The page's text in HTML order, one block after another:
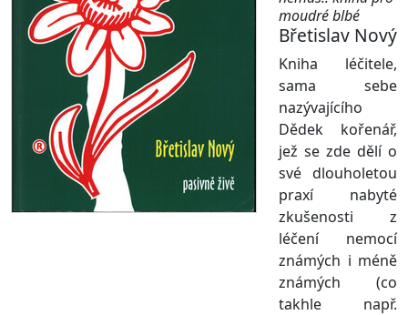
moudré blbé
Břetislav Nový
Kniha léčitele,
sama sebe
nazývajícího
Dědek kořenář,
jež se zde dělí o
své dlouholetou
praxí nabyté
zkušenosti z
léčení nemocí
známých i méně
známých (co
takhle např.